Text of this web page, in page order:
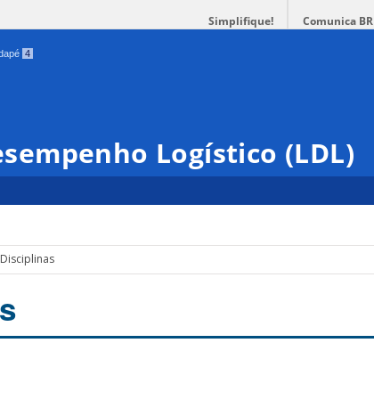
Simplifique! Comunica BR
4
Logístico (LDL)
Disciplinas